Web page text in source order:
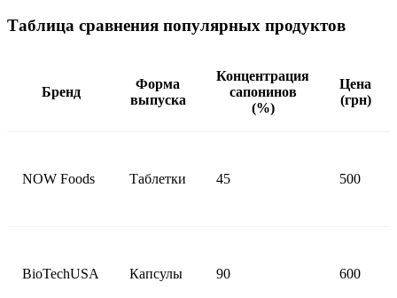
Таблица сравнения популярных продуктов
Бренд
Форма
выпуска
Концентрация
сапонинов
(%)
Цена
(грн)
NOW Foods Таблетки 45 500
BioTechUSA Капсулы 90 600